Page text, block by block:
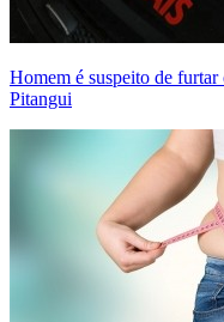
Homem é suspeito de furtar
Pitangui